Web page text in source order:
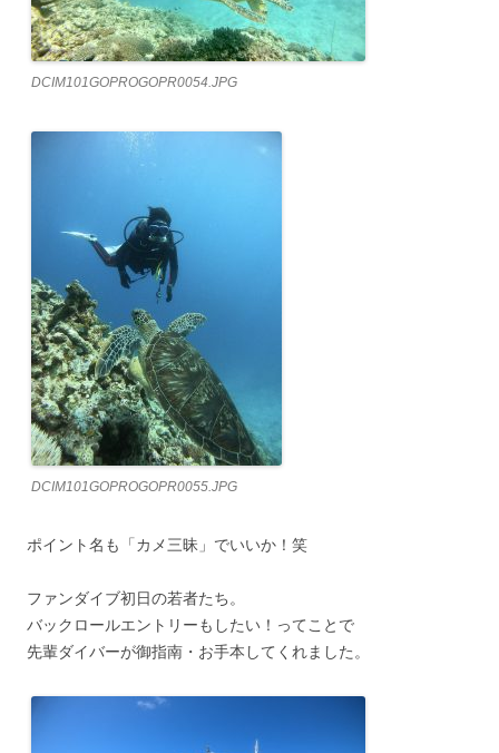
DCIM101GOPROGOPR0054.JPG
DCIM101GOPROGOPR0055.JPG
ポイント名も「カメ三昧」でいいか！笑
ファンダイブ初日の若者たち。
バックロールエントリーもしたい！ってことで
先輩ダイバーが御指南・お手本してくれました。